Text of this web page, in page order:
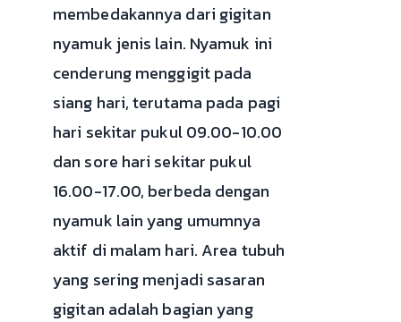
membedakannya dari gigitan
nyamuk jenis lain. Nyamuk ini
cenderung menggigit pada
siang hari, terutama pada pagi
hari sekitar pukul 09.00-10.00
dan sore hari sekitar pukul
16.00-17.00, berbeda dengan
nyamuk lain yang umumnya
aktif di malam hari. Area tubuh
yang sering menjadi sasaran
gigitan adalah bagian yang